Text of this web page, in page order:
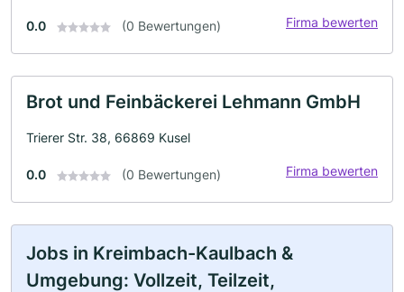
0.0 (0 Bewertungen) Firma bewerten
Brot und Feinbäckerei Lehmann GmbH
Trierer Str. 38, 66869 Kusel
0.0 (0 Bewertungen) Firma bewerten
Jobs in Kreimbach-Kaulbach &
Umgebung: Vollzeit, Teilzeit,